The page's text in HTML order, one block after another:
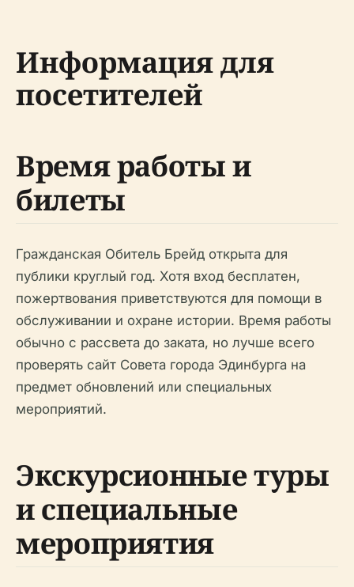
Информация для
посетителей
Время работы и
билеты
Гражданская Обитель Брейд открыта для
публики круглый год. Хотя вход бесплатен,
пожертвования приветствуются для помощи в
обслуживании и охране истории. Время работы
обычно с рассвета до заката, но лучше всего
проверять сайт Совета города Эдинбурга на
предмет обновлений или специальных
мероприятий.
Экскурсионные туры
и специальные
мероприятия